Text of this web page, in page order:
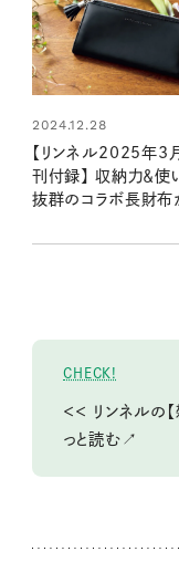
2024.12.28
【リンネル2025年3
刊付録】 収納力＆使
抜群のコラボ長財布
2025年3月号増刊）
CHECK!
＜＜ リンネルの
っと読む↗